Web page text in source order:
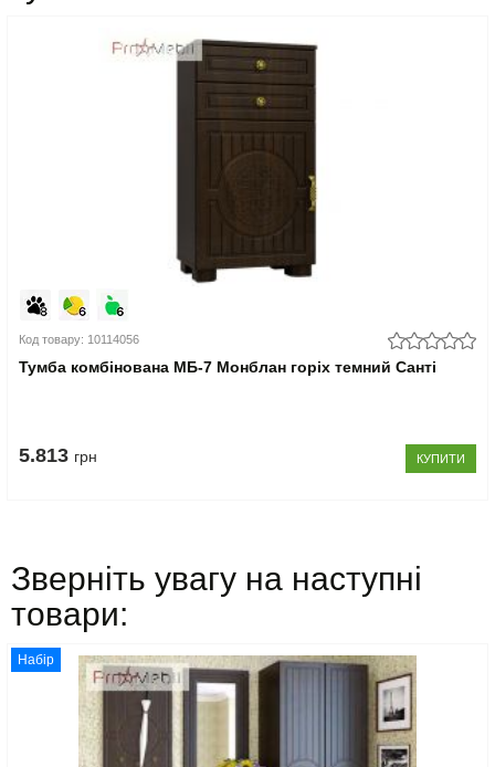
Код товару: 10114056
Тумба комбінована МБ-7 Монблан горіх темний Санті
5.813 грн КУПИТИ
Зверніть увагу на наступні
товари:
Набір